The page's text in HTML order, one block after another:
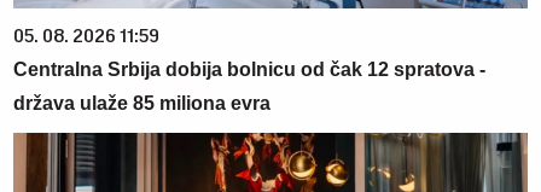
05. 08. 2026 11:59
Centralna Srbija dobija bolnicu od čak 12 spratova -
država ulaže 85 miliona evra